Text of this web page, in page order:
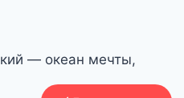
— океан мечты,